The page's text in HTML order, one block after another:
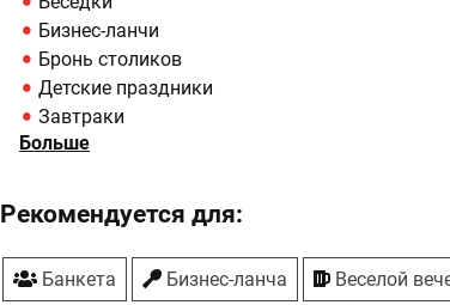
Бизнес-ланчи
Бронь столиков
Детские праздники
Завтраки
Кальян
Летняя площадка
Отель - Villa le Premier 5*
Парковка
Больше
Рекомендуется для:
Банкета Бизнес-ланча Веселой